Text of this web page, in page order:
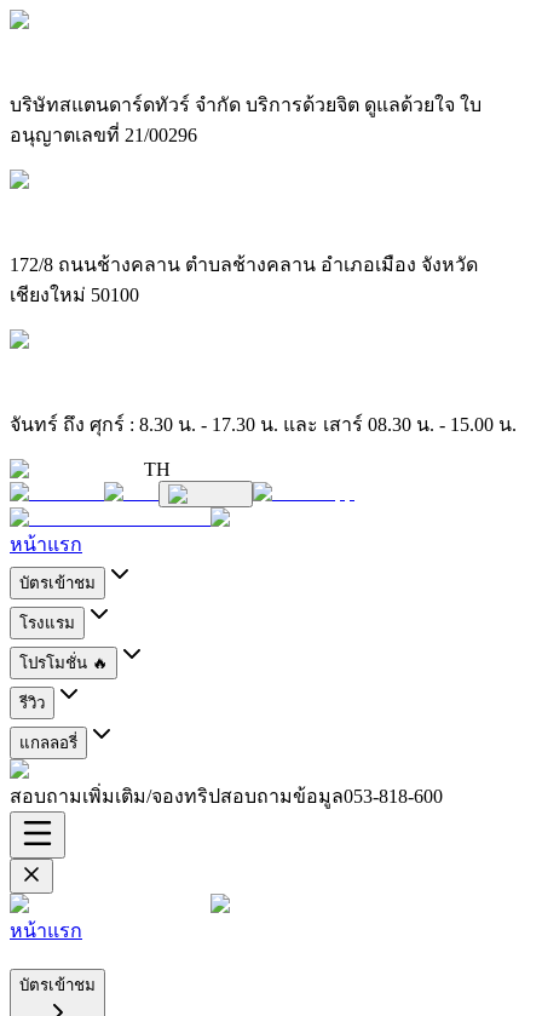
บริษัทสแตนดาร์ดทัวร์ จำกัด บริการด้วยจิต ดูแลด้วยใจ ใบ
อนุญาตเลขที่ 21/00296
172/8 ถนนช้างคลาน ตำบลช้างคลาน อำเภอเมือง จังหวัด
เชียงใหม่ 50100
จันทร์ ถึง ศุกร์ : 8.30 น. - 17.30 น. และ เสาร์ 08.30 น. - 15.00 น.
TH
หน้าแรก
บัตรเข้าชม
โรงแรม
โปรโมชั่น 🔥
รีวิว
แกลลอรี่
สอบถามเพิ่มเติม/จองทริปสอบถามข้อมูล053-818-600
หน้าแรก
บัตรเข้าชม